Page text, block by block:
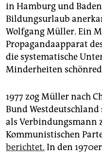
in Hamburg und
Bildungsurlaub
Wolfgang Müller. Ein
Propagandaapparat
die systematische
Minderheiten
1977 zog Müller nach
Bund
als Verbindungsmann
Kommunistischen
berichtet. In den